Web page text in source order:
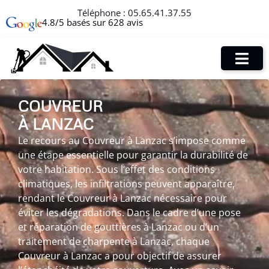
Téléphone : 05.65.41.37.55
4.8/5 basés sur 628 avis
COUVREUR
À LANZAC
Le recours au Couvreur à Lanzac s’impose comme
une étape essentielle pour garantir la durabilité de
votre habitation. Sous l’effet des conditions
climatiques, les infiltrations peuvent apparaître,
rendant le Couvreur à Lanzac nécessaire pour
éviter les dégradations. Dans le cadre d’une pose
et réparation de gouttières à Lanzac ou d’un
traitement de charpente à Lanzac, chaque
Couvreur à Lanzac a pour objectif de assurer